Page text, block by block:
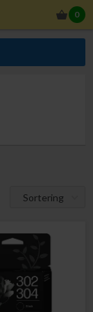
0
Sortering